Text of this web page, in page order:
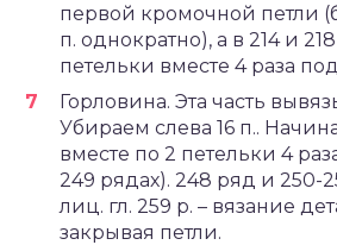
первой кромочной петли
п. однократно), а в 214 и
петельки вместе 4 раза
Горловина. Эта часть
Убираем слева 16 п..
вместе по 2 петельки 4
249 рядах). 248 ряд и 250-
лиц. гл. 259 р. – вязание
закрывая петли.